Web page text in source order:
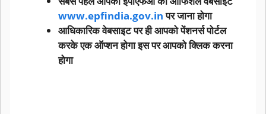
www.epfindia.gov.inपर जाना होगा
आधिकारिक वेबसाइट पर ही आपको पेंशनर्स पोर्टल
करके एक ऑप्शन होगा इस पर आपको क्लिक करना
होगा